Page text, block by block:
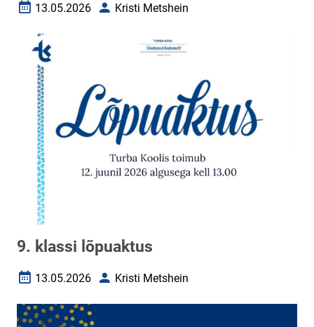
Loomise kuupäev
13.05.2026 AutorKristi Metshein
9. klassi lõpuaktus
Loomise kuupäev
13.05.2026 AutorKristi Metshein